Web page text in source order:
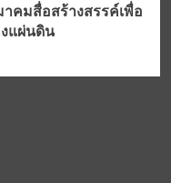
คมสื่อสร้างสรรค์เพื่อ
แผ่นดิน